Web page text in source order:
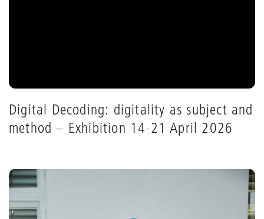
Digital Decoding: digitality as subject and
method – Exhibition 14-21 April 2026